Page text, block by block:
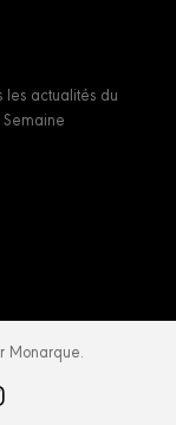
les actualités du